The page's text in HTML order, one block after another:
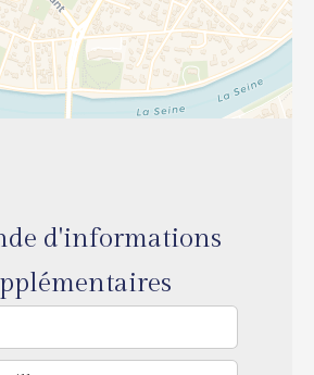
d'informations